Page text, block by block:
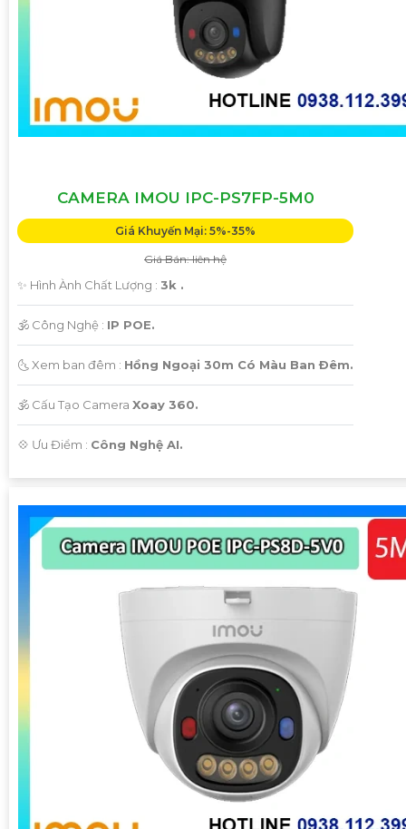
CAMERA IMOU IPC-PS7FP-5M0
Giá Khuyến Mại: 5%-35%
Giá Bán: liên hệ
✨ Hình Ành Chất Lượng : 3k .
🕉️ Công Nghệ : IP POE.
🌜 Xem ban đêm : Hồng Ngoại 30m Có Màu Ban Ðêm.
🕉️ Cấu Tạo Camera Xoay 360.
️💠 Ưu Điểm : Công Nghệ AI.